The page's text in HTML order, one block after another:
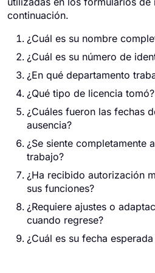
continuación.
¿Cuál es su nombre
¿Cuál es su número de
¿En qué departamento
¿Qué tipo de licencia tomó?
¿Cuáles fueron las fechas
ausencia?
¿Se siente completamente
trabajo?
¿Ha recibido autorización
sus funciones?
¿Requiere ajustes o
cuando regrese?
¿Cuál es su fecha